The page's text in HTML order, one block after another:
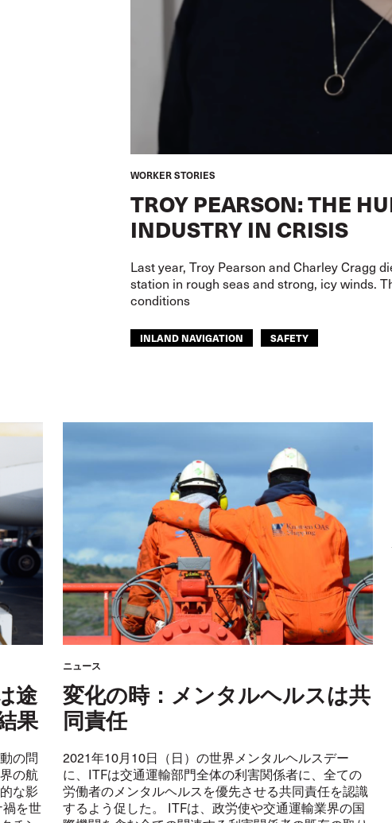
WORKER STORIES
TROY PEARSON: THE
INDUSTRY IN CRISIS
Last year, Troy Pearson and Charley Cragg
station in rough seas and strong, icy winds.
conditions
INLAND NAVIGATION SAFETY
途
果
の問
の航
な影
を世
ニュース
変化の時：メンタルヘルスは共
同責任
2021年10月10日（日）の世界メンタルヘルスデー
に、ITFは交通運輸部門全体の利害関係者に、全ての
労働者のメンタルヘルスを優先させる共同責任を認識
するよう促した。 ITFは、政労使や交通運輸業界の国